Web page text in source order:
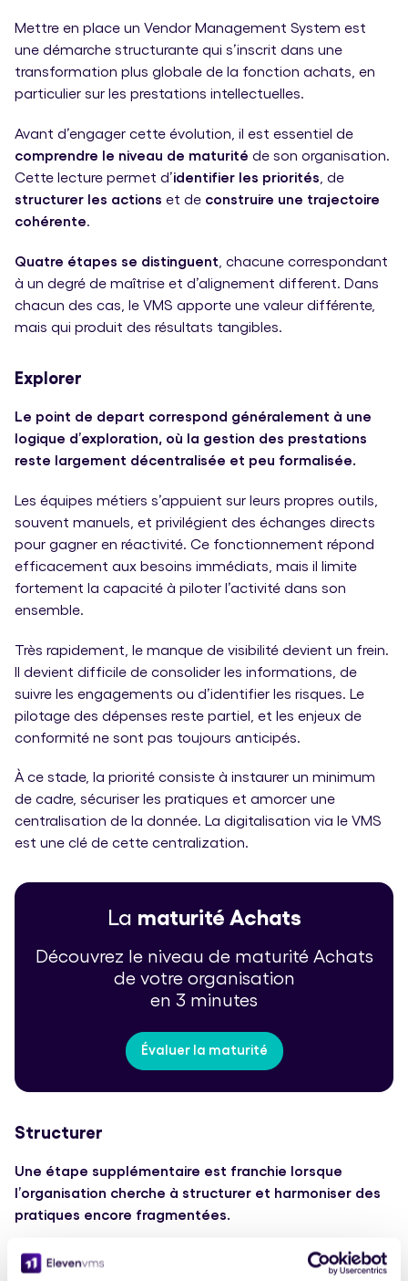
Mettre en place un Vendor Management System est
une démarche structurante qui s’inscrit dans une
transformation plus globale de la fonction achats, en
particulier sur les prestations intellectuelles.
Avant d’engager cette évolution, il est essentiel de
comprendre le niveau de maturité de son organisation.
Cette lecture permet d’identifier les priorités , de
structurer les actions et de construire une trajectoire
cohérente.
Quatre étapes se distinguent , chacune correspondant
à un degré de maîtrise et d’alignement different. Dans
chacun des cas, le VMS apporte une valeur différente,
mais qui produit des résultats tangibles.
Explorer
Le point de depart correspond généralement à une
logique d’exploration, où la gestion des prestations
reste largement décentralisée et peu formalisée.
Les équipes métiers s’appuient sur leurs propres outils,
souvent manuels, et privilégient des échanges directs
pour gagner en réactivité. Ce fonctionnement répond
efficacement aux besoins immédiats, mais il limite
fortement la capacité à piloter l’activité dans son
ensemble.
Très rapidement, le manque de visibilité devient un frein.
Il devient difficile de consolider les informations, de
suivre les engagements ou d’identifier les risques. Le
pilotage des dépenses reste partiel, et les enjeux de
conformité ne sont pas toujours anticipés.
À ce stade, la priorité consiste à instaurer un minimum
de cadre, sécuriser les pratiques et amorcer une
centralisation de la donnée. La digitalisation via le VMS
est une clé de cette centralization.
La maturité Achats
Découvrez le niveau de maturité Achats
de votre organisation
en 3 minutes
Évaluer la maturité
Structurer
Une étape supplémentaire est franchie lorsque
l’organisation cherche à structurer et harmoniser des
pratiques encore fragmentées.
La fonction achats commence à poser des règles,
certains fournisseurs sont référencés, et des processus